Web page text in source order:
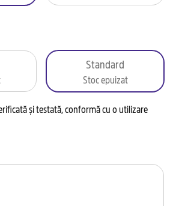
Standard
Stoc epuizat
și testată, conformă cu o utilizare